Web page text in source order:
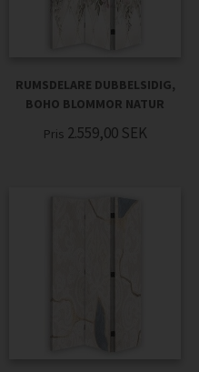
RUMSDELARE DUBBELSIDIG,
BOHO BLOMMOR NATUR
Pris 2.559,00 SEK